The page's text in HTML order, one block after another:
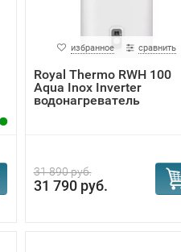
избранное сравнить
Royal Thermo RWH 100
Aqua Inox Inverter
водонагреватель
31 890 руб.
31 790 руб.